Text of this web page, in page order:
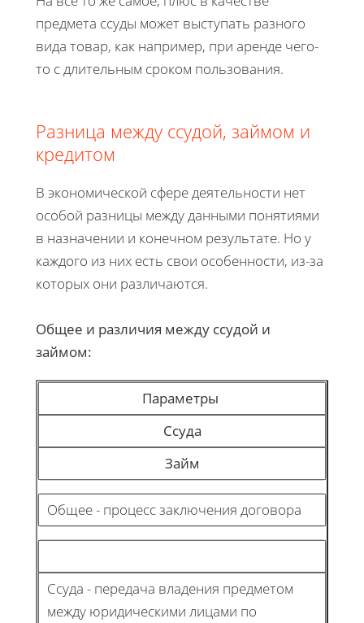
предмета ссуды может выступать разного
вида товар, как например, при аренде чего-
то с длительным сроком пользования.
Разница между ссудой, займом и
кредитом
В экономической сфере деятельности нет
особой разницы между данными понятиями
в назначении и конечном результате. Но у
каждого из них есть свои особенности, из-за
которых они различаются.
Общее и различия между ссудой и
займом:
Параметры
Ссуда
Займ
Общее - процесс заключения договора
Ссуда - передача владения предметом
между юридическими лицами по